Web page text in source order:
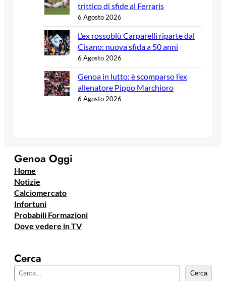
trittico di sfide al Ferraris
6 Agosto 2026
L’ex rossoblù Carparelli riparte dal
Cisano: nuova sfida a 50 anni
6 Agosto 2026
Genoa in lutto: è scomparso l’ex
allenatore Pippo Marchioro
6 Agosto 2026
Genoa Oggi
Home
Notizie
Calciomercato
Infortuni
Probabili Formazioni
Dove vedere in TV
Cerca
Cerca